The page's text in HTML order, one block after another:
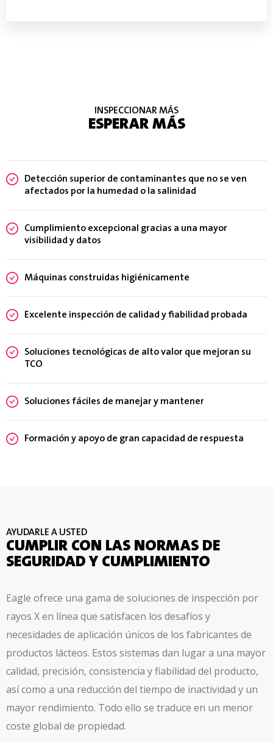
INSPECCIONAR MÁS
ESPERAR MÁS
Detección superior de contaminantes que no se ven
afectados por la humedad o la salinidad
Cumplimiento excepcional gracias a una mayor
visibilidad y datos
Máquinas construidas higiénicamente
Excelente inspección de calidad y fiabilidad probada
Soluciones tecnológicas de alto valor que mejoran su
TCO
Soluciones fáciles de manejar y mantener
Formación y apoyo de gran capacidad de respuesta
AYUDARLE A USTED
CUMPLIR CON LAS NORMAS DE
SEGURIDAD Y CUMPLIMIENTO
Eagle ofrece una gama de soluciones de inspección por
rayos X en línea que satisfacen los desafíos y
necesidades de aplicación únicos de los fabricantes de
productos lácteos. Estos sistemas dan lugar a una mayor
calidad, precisión, consistencia y fiabilidad del producto,
así como a una reducción del tiempo de inactividad y un
mayor rendimiento. Todo ello se traduce en un menor
coste global de propiedad.